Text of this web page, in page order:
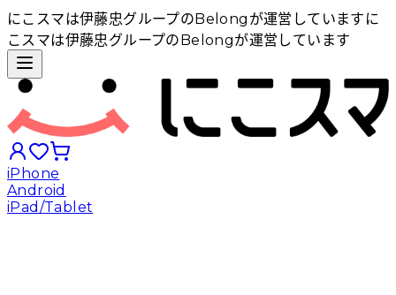
にこスマは伊藤忠グループのBelongが運営しています に
こスマは伊藤忠グループのBelongが運営しています
iPhone
Android
iPad/Tablet